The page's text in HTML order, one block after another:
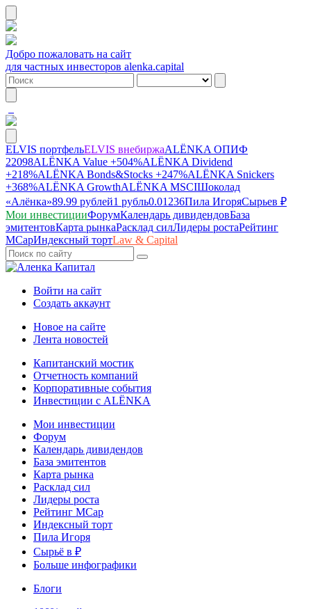
Добро пожаловать на сайт
для частных инвесторов alenka.capital
ELVIS портфельELVIS внебиржаALЁNKA ОПИФ
22098ALЁNKA Value +504%ALЁNKA Dividend
+218%ALЁNKA Bonds&Stocks +247%ALЁNKA Snickers
+368%ALЁNKA GrowthALЁNKA MSCIШоколад
«Алёнка»89.99 рублей1 рубль0.01236Пила ИгоряСырьев ₽
Мои инвестицииФорумКалендарь дивидендовБаза
эмитентовКарта рынкаРасклад силЛидеры ростаРейтинг
MCapИндексный тортLaw & Capital
Войти на сайт
Создать аккаунт
Новое на сайте
Лента новостей
Капитанский мостик
Отчетность компаний
Корпоративные события
Инвестиции с ALЁNKA
Мои инвестиции
Форум
Календарь дивидендов
База эмитентов
Карта рынка
Расклад сил
Лидеры роста
Рейтинг MCap
Индексный торт
Пила Игоря
Сырьё в ₽
Больше инфографики
Блоги